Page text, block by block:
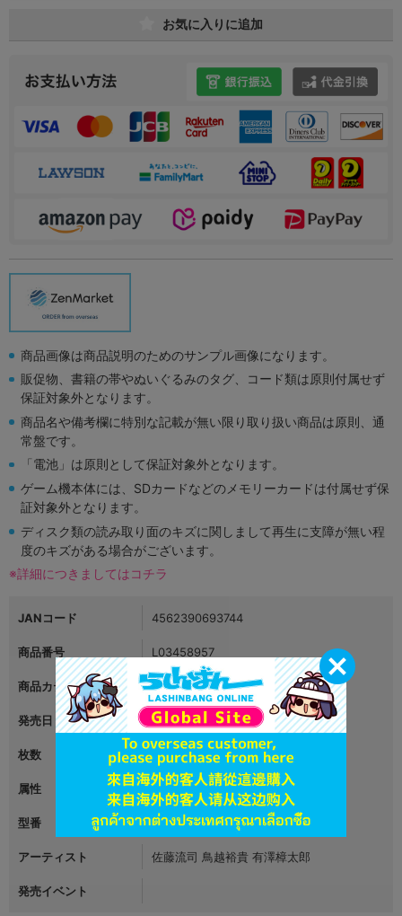
お気に入りに追加
商品画像は商品説明のためのサンプル画像になります。
販促物、書籍の帯やぬいぐるみのタグ、コード類は原則付属せず
保証対象外となります。
商品名や備考欄に特別な記載が無い限り取り扱い商品は原則、通
常盤です。
「電池」は原則として保証対象外となります。
ゲーム機本体には、SDカードなどのメモリーカードは付属せず保
証対象外となります。
ディスク類の読み取り面のキズに関しまして再生に支障が無い程
度のキズがある場合がございます。
※詳細につきましてはコチラ
JANコード 4562390693744
商品番号 L03458957
商品カテゴリ 映像・音楽
発売日 2017年03月04日
枚数 2
属性 その他
型番 EMPB-0002
アーティスト 佐藤流司 鳥越裕貴 有澤樟太郎
発売イベント